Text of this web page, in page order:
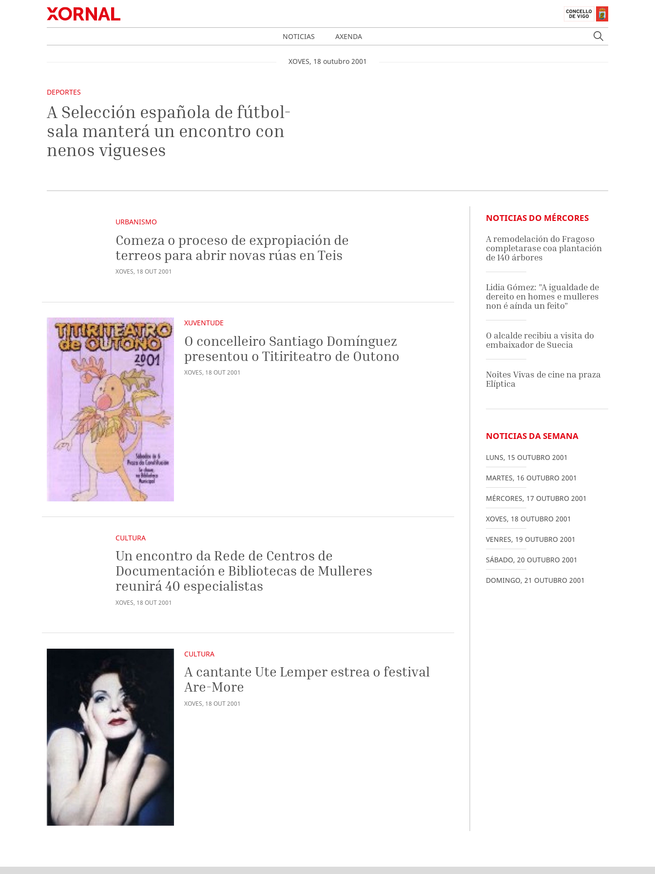
NOTICIAS AXENDA
XOVES, 18 outubro 2001
DEPORTES
A Selección española de fútbol-
sala manterá un encontro con
nenos vigueses
URBANISMO
Comeza o proceso de expropiación de
terreos para abrir novas rúas en Teis
XOVES, 18 OUT2001
XUVENTUDE
O concelleiro Santiago Domínguez
presentou o Titiriteatro de Outono
XOVES, 18 OUT2001
CULTURA
Un encontro da Rede de Centros de
Documentación e Bibliotecas de Mulleres
reunirá 40 especialistas
XOVES, 18 OUT2001
CULTURA
A cantante Ute Lemper estrea o festival
Are-More
XOVES, 18 OUT2001
NOTICIAS DO MÉRCORES
A remodelación do Fragoso
completarase coa plantación
de 140 árbores
Lidia Gómez: ”A igualdade de
dereito en homes e mulleres
non é aínda un feito”
O alcalde recibiu a visita do
embaixador de Suecia
Noites Vivas de cine na praza
Elíptica
NOTICIAS DA SEMANA
LUNS, 15 OUTUBRO 2001
MARTES, 16 OUTUBRO 2001
MÉRCORES, 17 OUTUBRO 2001
XOVES, 18 OUTUBRO 2001
VENRES, 19 OUTUBRO 2001
SÁBADO, 20 OUTUBRO 2001
DOMINGO, 21 OUTUBRO 2001